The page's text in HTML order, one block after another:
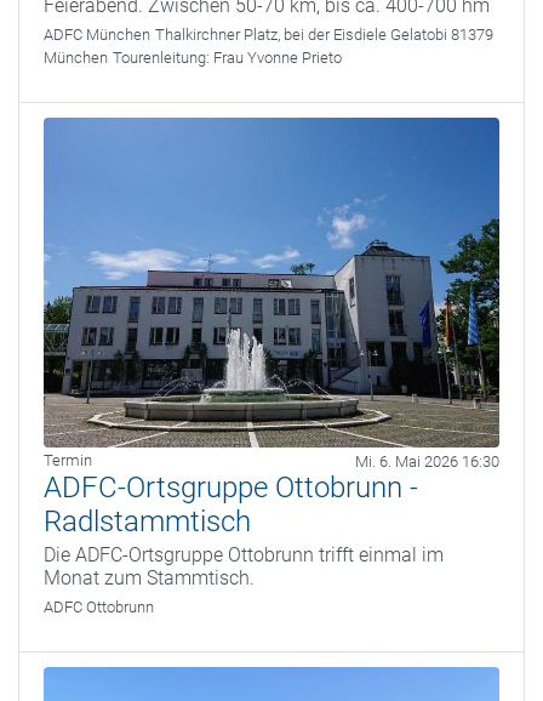
Feierabend. Zwischen 50-70 km, bis ca. 400-700 hm
ADFC München Thalkirchner Platz, bei der Eisdiele Gelatobi 81379
München Tourenleitung: Frau Yvonne Prieto
Termin Mi. 6. Mai 2026 16:30
ADFC-Ortsgruppe Ottobrunn -
Radlstammtisch
Die ADFC-Ortsgruppe Ottobrunn trifft einmal im
Monat zum Stammtisch.
ADFC Ottobrunn